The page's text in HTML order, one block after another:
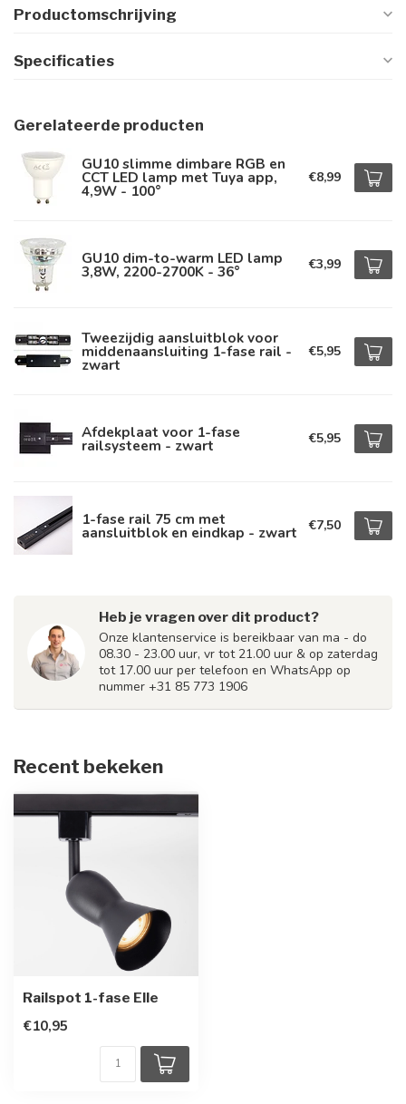
Productomschrijving
Specificaties
Gerelateerde producten
GU10 slimme dimbare RGB en
CCT LED lamp met Tuya app,
4,9W - 100°
€8,99
GU10 dim-to-warm LED lamp
3,8W, 2200-2700K - 36° €3,99
Tweezijdig aansluitblok voor
middenaansluiting 1-fase rail -
zwart
€5,95
Afdekplaat voor 1-fase
railsysteem - zwart €5,95
1-fase rail 75 cm met
aansluitblok en eindkap - zwart €7,50
Heb je vragen over dit product?
Onze klantenservice is bereikbaar van ma - do
08.30 - 23.00 uur, vr tot 21.00 uur & op zaterdag
tot 17.00 uur per telefoon en WhatsApp op
nummer +31 85 773 1906
Recent bekeken
Railspot 1-fase Elle
€10,95